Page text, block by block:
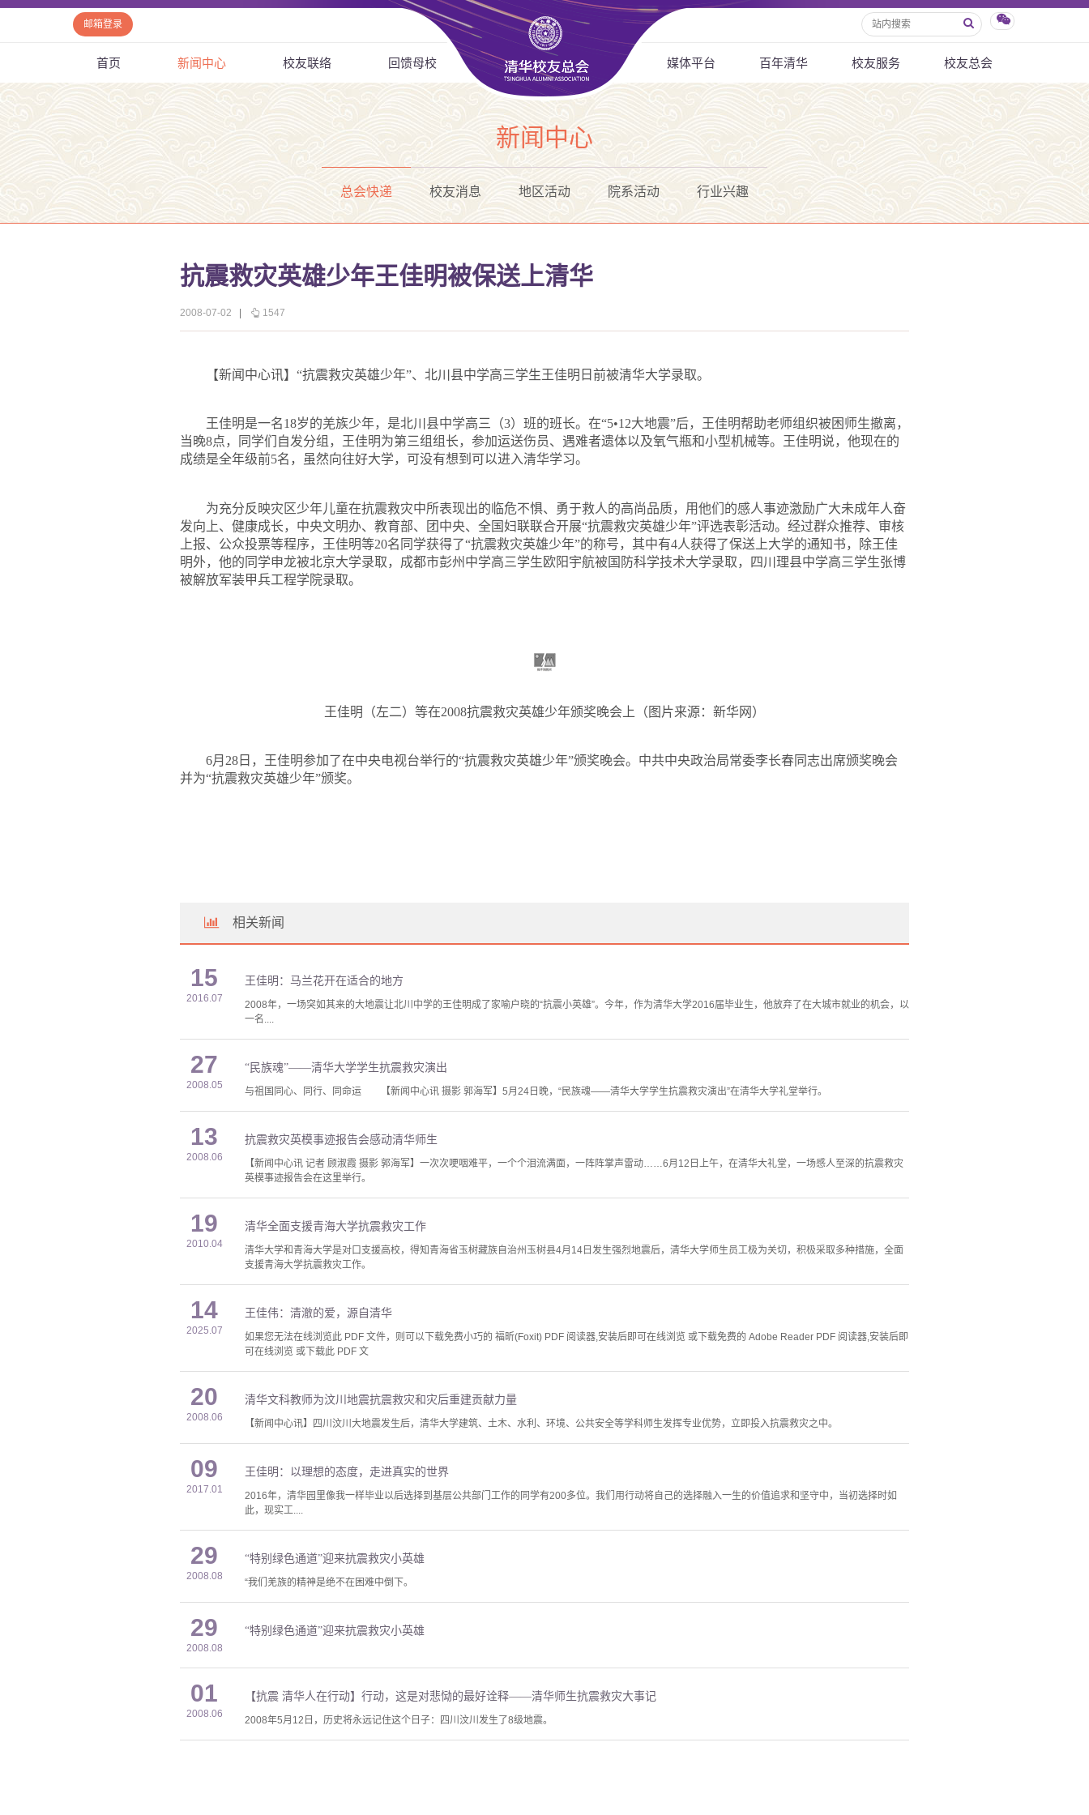
邮箱登录
首页 新闻中心 校友联络 回馈母校 媒体平台 百年清华 校友服务 校友总会
新闻中心
总会快递 校友消息 地区活动 院系活动 行业兴趣
抗震救灾英雄少年王佳明被保送上清华
2008-07-02 1547
【新闻中心讯】“抗震救灾英雄少年”、北川县中学高三学生王佳明日前被清华大学录取。
王佳明是一名18岁的羌族少年，是北川县中学高三（3）班的班长。在“5•12大地震”后，王佳明帮助老师组织被困师生撤离，
当晚8点，同学们自发分组，王佳明为第三组组长，参加运送伤员、遇难者遗体以及氧气瓶和小型机械等。王佳明说，他现在的
成绩是全年级前5名，虽然向往好大学，可没有想到可以进入清华学习。
为充分反映灾区少年儿童在抗震救灾中所表现出的临危不惧、勇于救人的高尚品质，用他们的感人事迹激励广大未成年人奋
发向上、健康成长，中央文明办、教育部、团中央、全国妇联联合开展“抗震救灾英雄少年”评选表彰活动。经过群众推荐、审核
上报、公众投票等程序，王佳明等20名同学获得了“抗震救灾英雄少年”的称号，其中有4人获得了保送上大学的通知书，除王佳
明外，他的同学申龙被北京大学录取，成都市彭州中学高三学生欧阳宇航被国防科学技术大学录取，四川理县中学高三学生张博
被解放军装甲兵工程学院录取。
王佳明（左二）等在2008抗震救灾英雄少年颁奖晚会上（图片来源：新华网）
6月 28 日 ，王佳明参加了在中央电视台举行的“抗震救灾英雄少年”颁奖晚会。中共中央政治局常委李长春同志出席颁奖晚会
并为“抗震救灾英雄少年”颁奖。
相关新闻
15
2016.07
王佳明：马兰花开在适合的地方
2008年，一场突如其来的大地震让北川中学的王佳明成了家喻户晓的“抗震小英雄”。今年，作为清华大学2016届毕业生，他放弃了在大城市就业的机会，以
一名....
27
2008.05
“民族魂”——清华大学学生抗震救灾演出
与祖国同心、同行、同命运 【新闻中心讯 摄影 郭海军】5月24日晚，“民族魂——清华大学学生抗震救灾演出”在清华大学礼堂举行。
13
2008.06
抗震救灾英模事迹报告会感动清华师生
【新闻中心讯 记者 顾淑霞 摄影 郭海军】一次次哽咽难平，一个个泪流满面，一阵阵掌声雷动……6月12日上午，在清华大礼堂，一场感人至深的抗震救灾
英模事迹报告会在这里举行。
19
2010.04
清华全面支援青海大学抗震救灾工作
清华大学和青海大学是对口支援高校，得知青海省玉树藏族自治州玉树县4月14日发生强烈地震后，清华大学师生员工极为关切，积极采取多种措施，全面
支援青海大学抗震救灾工作。
14
2025.07
王佳伟：清澈的爱，源自清华
如果您无法在线浏览此 PDF 文件，则可以下载免费小巧的 福昕(Foxit) PDF 阅读器,安装后即可在线浏览 或下载免费的 Adobe Reader PDF 阅读器,安装后即
可在线浏览 或下载此 PDF 文
20
2008.06
清华文科教师为汶川地震抗震救灾和灾后重建贡献力量
【新闻中心讯】四川汶川大地震发生后，清华大学建筑、土木、水利、环境、公共安全等学科师生发挥专业优势，立即投入抗震救灾之中。
09
2017.01
王佳明：以理想的态度，走进真实的世界
2016年，清华园里像我一样毕业以后选择到基层公共部门工作的同学有200多位。我们用行动将自己的选择融入一生的价值追求和坚守中，当初选择时如
此，现实工....
29
2008.08
“特别绿色通道”迎来抗震救灾小英雄
“我们羌族的精神是绝不在困难中倒下。
29
2008.08
“特别绿色通道”迎来抗震救灾小英雄
01
2008.06
【抗震 清华人在行动】行动，这是对悲恸的最好诠释——清华师生抗震救灾大事记
2008年5月12日，历史将永远记住这个日子：四川汶川发生了8级地震。